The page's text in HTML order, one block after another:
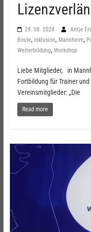
29. 08. 2024 Antje
Boule, Inklusion, Mannheim,
Weiterbildung, Workshop
Liebe Mitglieder, in
Fortbildung für Trainer
Vereinsmitglieder: „Die
Read more